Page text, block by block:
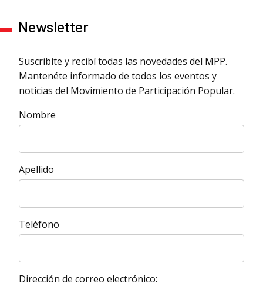
Newsletter
Suscribíte y recibí todas las novedades del MPP.
Mantenéte informado de todos los eventos y
noticias del Movimiento de Participación Popular.
Nombre
Apellido
Teléfono
Dirección de correo electrónico: